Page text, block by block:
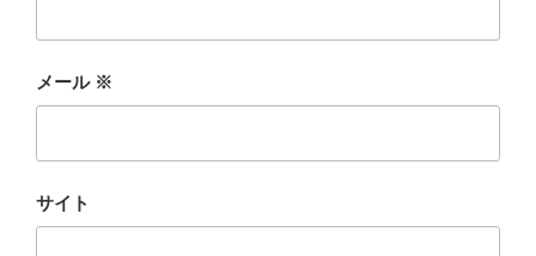
メール ※
サイト